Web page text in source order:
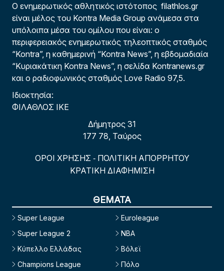
Ο ενημερωτικός αθλητικός ιστότοπος filathlos.gr
είναι μέλος του Kontra Media Group ανάμεσα στα
υπόλοιπα μέσα του ομίλου που είναι: ο
περιφερειακός ενημερωτικός τηλεοπτικός σταθμός
“Kontra”, η καθημερινή “Kontra News”, η εβδομαδιαία
“Κυριακάτικη Kontra News”, η σελίδα Kontranews.gr
και ο ραδιοφωνικός σταθμός Love Radio 97,5.
Ιδιοκτησία:
ΦΙΛΑΘΛΟΣ ΙΚΕ
Δήμητρος 31
177 78, Ταύρος
ΟΡΟΙ ΧΡΗΣΗΣ - ΠΟΛΙΤΙΚΗ ΑΠΟΡΡΗΤΟΥ
ΚΡΑΤΙΚΗ ΔΙΑΦΗΜΙΣΗ
ΘΕΜΑΤΑ
Super League
Super League 2
Κύπελλο Ελλάδας
Champions League
Euroleague
NBA
Βόλεϊ
Πόλο